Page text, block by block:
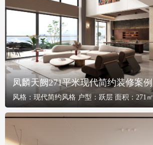
凤麟天阙271平米现代简约装修案例
风格： 现代简约风格 户型： 跃层 面积： 271㎡